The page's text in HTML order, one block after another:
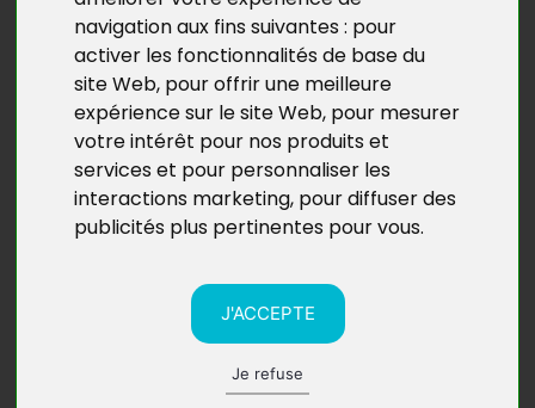
navigation aux fins suivantes : pour
activer les fonctionnalités de base du
site Web, pour offrir une meilleure
expérience sur le site Web, pour mesurer
votre intérêt pour nos produits et
services et pour personnaliser les
interactions marketing, pour diffuser des
publicités plus pertinentes pour vous.
J'ACCEPTE
Je refuse